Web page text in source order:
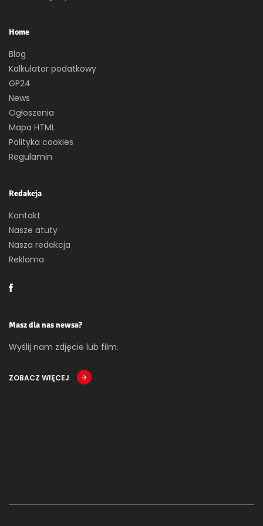
Home
Blog
Kalkulator podatkowy
GP24
News
Ogłoszenia
Mapa HTML
Polityka cookies
Regulamin
Redakcja
Kontakt
Nasze atuty
Nasza redakcja
Reklama
Masz dla nas newsa?
Wyślij nam zdjęcie lub film.
ZOBACZ WIĘCEJ